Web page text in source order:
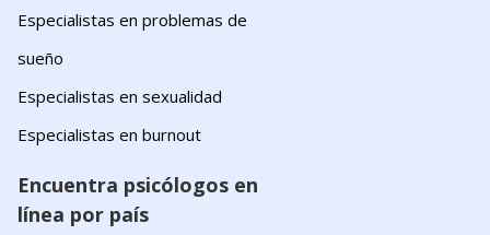
Especialistas en problemas de
sueño
Especialistas en sexualidad
Especialistas en burnout
Encuentra psicólogos en
línea por país